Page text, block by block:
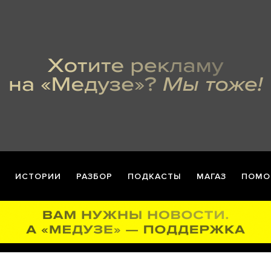
ИСТОРИИ РАЗБОР ПОДКАСТЫ МАГАЗ